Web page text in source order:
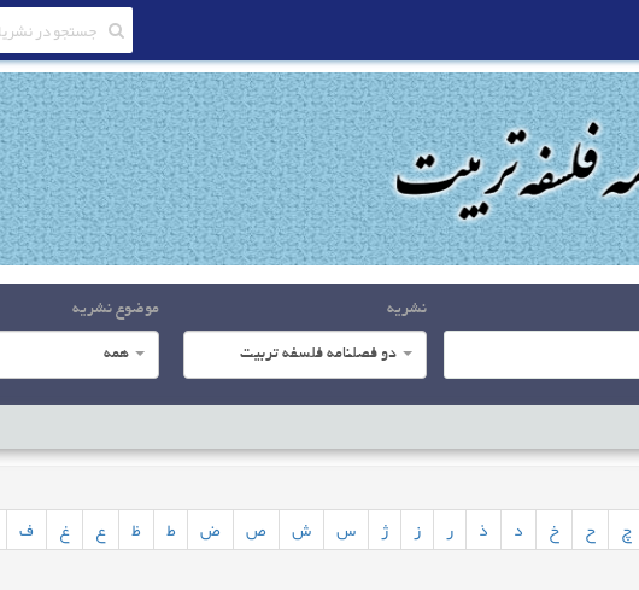
نشریه
دو فصلنامه فلسفه تربیت
موضوع نشریه
همه
چ ح خ د ذ ر ز ژ س ش ص ض ط ظ ع غ ف